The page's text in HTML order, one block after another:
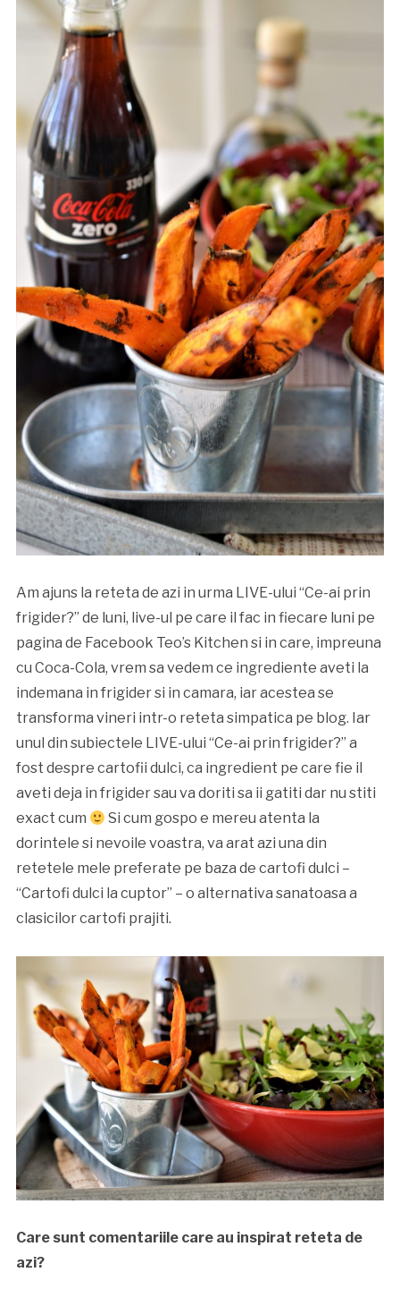
Am ajuns la reteta de azi in urma LIVE-ului “Ce-ai prin
frigider?” de luni, live-ul pe care il fac in fiecare luni pe
pagina de Facebook Teo’s Kitchen si in care, impreuna
cu Coca-Cola, vrem sa vedem ce ingrediente aveti la
indemana in frigider si in camara, iar acestea se
transforma vineri intr-o reteta simpatica pe blog. Iar
unul din subiectele LIVE-ului “Ce-ai prin frigider?” a
fost despre cartofii dulci, ca ingredient pe care fie il
aveti deja in frigider sau va doriti sa ii gatiti dar nu stiti
exact cum
Si cum gospo e mereu atenta la
dorintele si nevoile voastra, va arat azi una din
retetele mele preferate pe baza de cartofi dulci –
“Cartofi dulci la cuptor” – o alternativa sanatoasa a
clasicilor cartofi prajiti.
Care sunt comentariile care au inspirat reteta de
azi?